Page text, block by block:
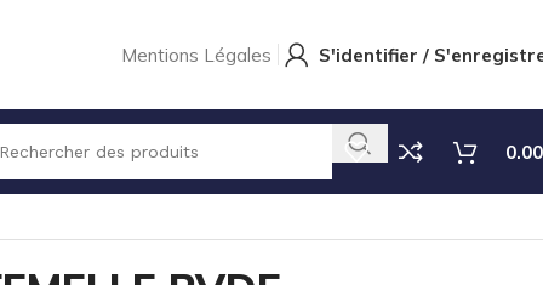
Mentions Légales S'identifier /
0.00